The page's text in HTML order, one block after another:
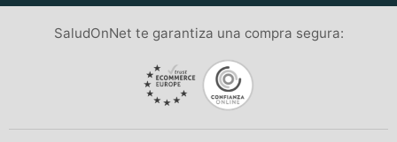
SaludOnNet te garantiza una compra segura: